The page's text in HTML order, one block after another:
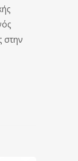
στην